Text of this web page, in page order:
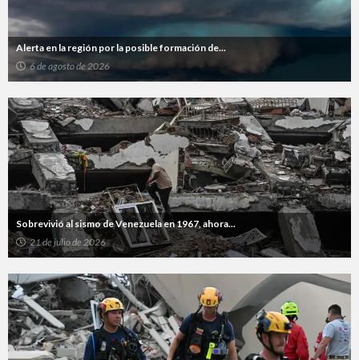
Alerta en la región por la posible formación de...
6 de agosto de 2026
Sobrevivió al sismo de Venezuela en 1967, ahora...
21 de julio de 2026